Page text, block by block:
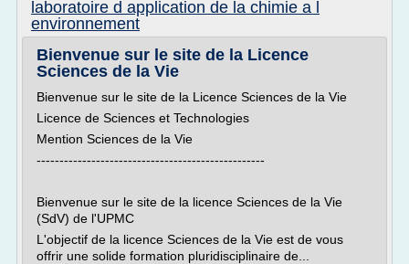
laboratoire d application de la chimie a l
environnement
Bienvenue sur le site de la Licence
Sciences de la Vie
Bienvenue sur le site de la Licence Sciences de la Vie
Licence de Sciences et Technologies
Mention Sciences de la Vie
--------------------------------------------------
Bienvenue sur le site de la licence Sciences de la Vie
(SdV) de l'UPMC
L'objectif de la licence Sciences de la Vie est de vous
offrir une solide formation pluridisciplinaire de...